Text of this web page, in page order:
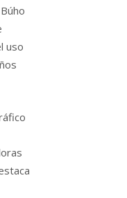
uso